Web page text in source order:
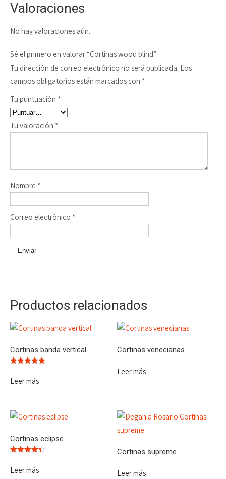
Valoraciones
No hay valoraciones aún.
Sé el primero en valorar “Cortinas wood blind”
Tu dirección de correo electrónico no será publicada. Los
campos obligatorios están marcados con *
Tu puntuación *
Tu valoración *
Nombre *
Correo electrónico *
Productos relacionados
Cortinas banda vertical
5.00
Leer más
Cortinas venecianas
Leer más
Cortinas eclipse
4.50
Leer más
Cortinas supreme
Leer más